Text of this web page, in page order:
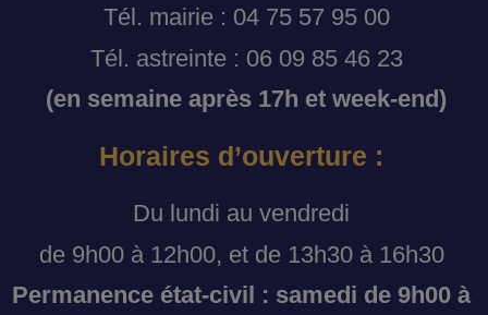
Tél. mairie : 04 75 57 95 00
Tél. astreinte : 06 09 85 46 23
(en semaine après 17h et week-end)
Horaires d’ouverture :
Du lundi au vendredi
de 9h00 à 12h00, et de 13h30 à 16h30
Permanence état-civil : samedi de 9h00 à